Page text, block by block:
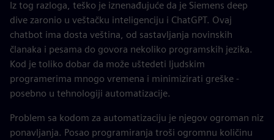
Iz tog razloga, teško je iznenađujuće da je Siemens deep
dive zaronio u veštačku inteligenciju i ChatGPT. Ovaj
chatbot ima dosta veština, od sastavljanja novinskih
članaka i pesama do govora nekoliko programskih jezika.
Kod je toliko dobar da može uštedeti ljudskim
programerima mnogo vremena i minimizirati greške -
posebno u tehnologiji automatizacije.
Problem sa kodom za automatizaciju je njegov ogroman niz
ponavljanja. Posao programiranja troši ogromnu količinu